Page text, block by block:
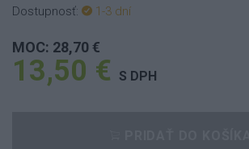
Dostupnosť: 1-3 dní
MOC: 28,70 €
13,50 € S DPH